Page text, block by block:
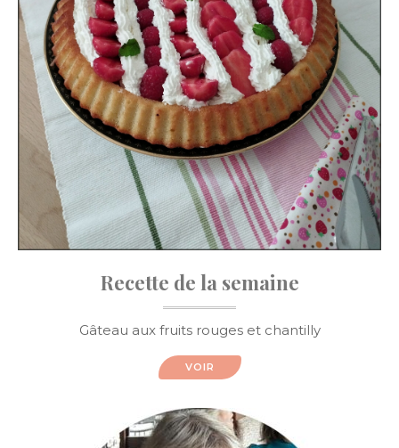
Recette de la semaine
Gâteau aux fruits rouges et chantilly
VOIR